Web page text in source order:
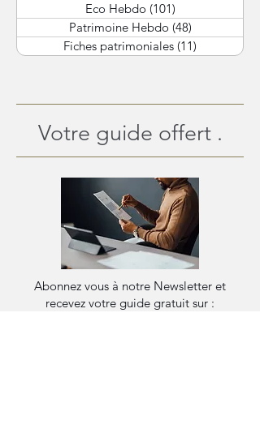
Eco Hebdo (101)
Patrimoine Hebdo (48)
Fiches patrimoniales (11)
Votre guide offert .
Abonnez vous à notre Newsletter et
recevez votre guide gratuit sur :